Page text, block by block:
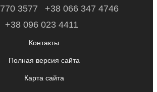
3577
+38 066 347 4746
+38 096 023 4411
Контакты
Полная версия сайта
Карта сайта